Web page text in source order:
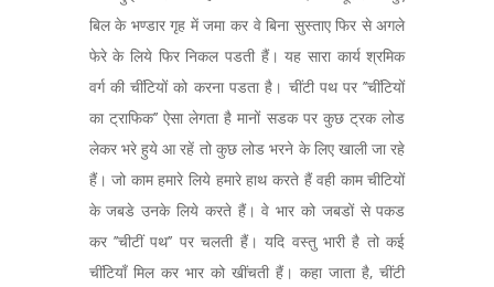
बिल के भण्डार गृह में जमा कर वे बिना सुस्ताए फिर से अगले
फेरे के लिये फिर निकल पडती हैं। यह सारा कार्य श्रमिक
वर्ग की चींटियों को करना पडता है। चींटी पथ पर ’’चींटियों
का ट्राफिक’’ ऐसा लेगता है मानों सडक पर कुछ ट्रक लोड
लेकर भरे हुये आ रहें तो कुछ लोड भरने के लिए खाली जा रहे
हैं। जो काम हमारे लिये हमारे हाथ करते हैं वही काम चीटियों
के जबडे उनके लिये करते हैं। वे भार को जबडों से पकड
कर ’’चीटीं पथ’’ पर चलती हैं। यदि वस्तु भारी है तो कई
चींटियाँ मिल कर भार को खींचती हैं। कहा जाता है, चींटी